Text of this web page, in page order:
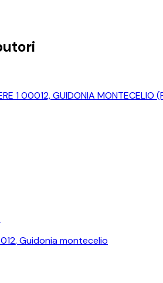
1 00012, GUIDONIA MONTECELIO
,Guidonia montecelio